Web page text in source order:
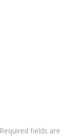
Required fields are